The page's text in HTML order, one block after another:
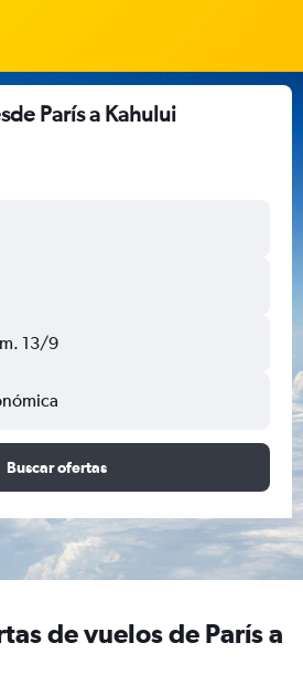
París a Kahului
13/9
Buscar ofertas
de vuelos de París a